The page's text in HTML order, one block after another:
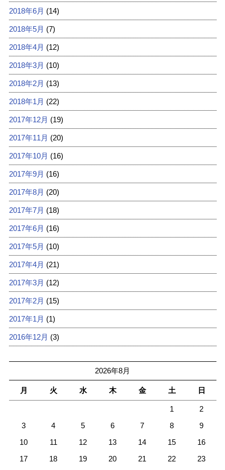
2018年6月 (14)
2018年5月 (7)
2018年4月 (12)
2018年3月 (10)
2018年2月 (13)
2018年1月 (22)
2017年12月 (19)
2017年11月 (20)
2017年10月 (16)
2017年9月 (16)
2017年8月 (20)
2017年7月 (18)
2017年6月 (16)
2017年5月 (10)
2017年4月 (21)
2017年3月 (12)
2017年2月 (15)
2017年1月 (1)
2016年12月 (3)
2026年8月
月 火 水 木 金 土 日
1
2
3
4 5 6 7 8
9
10
11 12 13 14 15
16
17
18 19 20 21 22
23